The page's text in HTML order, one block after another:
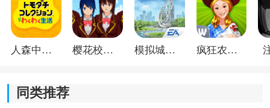
3.将会打造一个梦幻般的游戏世界，一定要小心游戏中的
敌人，游戏中的敌人是非常狡猾的。
人森中文版 樱花校园模拟器1.048.00中文版 模拟城市我是巿长联机版 疯狂农场3美国派19
同类推荐